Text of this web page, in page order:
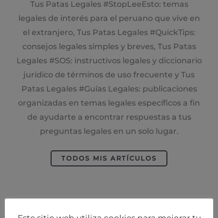
Tus Patas Legales #StopLeeEsto: temas
legales de interés para el peruano que vive en
el extranjero, Tus Patas Legales #QuickTips:
consejos legales simples y breves, Tus Patas
Legales #SOS: instructivos legales y diccionario
jurídico de términos de uso frecuente y Tus
Patas Legales #Guías Legales: publicaciones
organizadas en temas legales específicos a fin
de ayudarte a encontrar respuestas a tus
preguntas legales en un solo lugar.
TODOS MIS ARTÍCULOS